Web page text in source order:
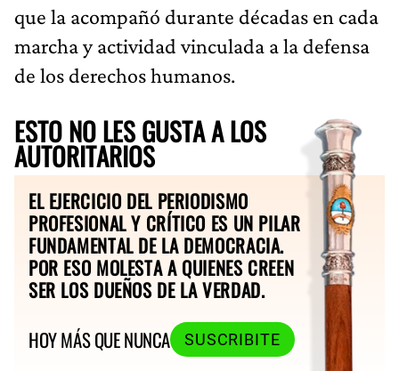
que la acompañó durante décadas en cada
marcha y actividad vinculada a la defensa
de los derechos humanos.
ESTO NO LES GUSTA A LOS
AUTORITARIOS
EL EJERCICIO DEL PERIODISMO
PROFESIONAL Y CRÍTICO ES UN PILAR
FUNDAMENTAL DE LA DEMOCRACIA.
POR ESO MOLESTA A QUIENES CREEN
SER LOS DUEÑOS DE LA VERDAD.
HOY MÁS QUE NUNCA
SUSCRIBITE